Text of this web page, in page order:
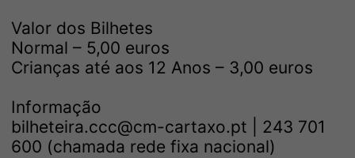
Valor dos Bilhetes
Normal – 5,00 euros
Crianças até aos 12 Anos – 3,00 euros
Informação
bilheteira.ccc@cm-cartaxo.pt | 243 701
600 (chamada rede fixa nacional)